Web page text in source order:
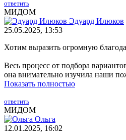
ответить
МИДОМ
Эдуард Илюков
25.05.2025, 13:53
Хотим выразить огромную
Весь процесс от подбора
она внимательно изучила наши
Показать полностью
ответить
МИДОМ
Ольга
12.01.2025, 16:02